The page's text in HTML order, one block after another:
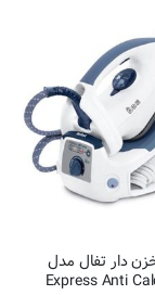
دار تفال مدل
Express Anti